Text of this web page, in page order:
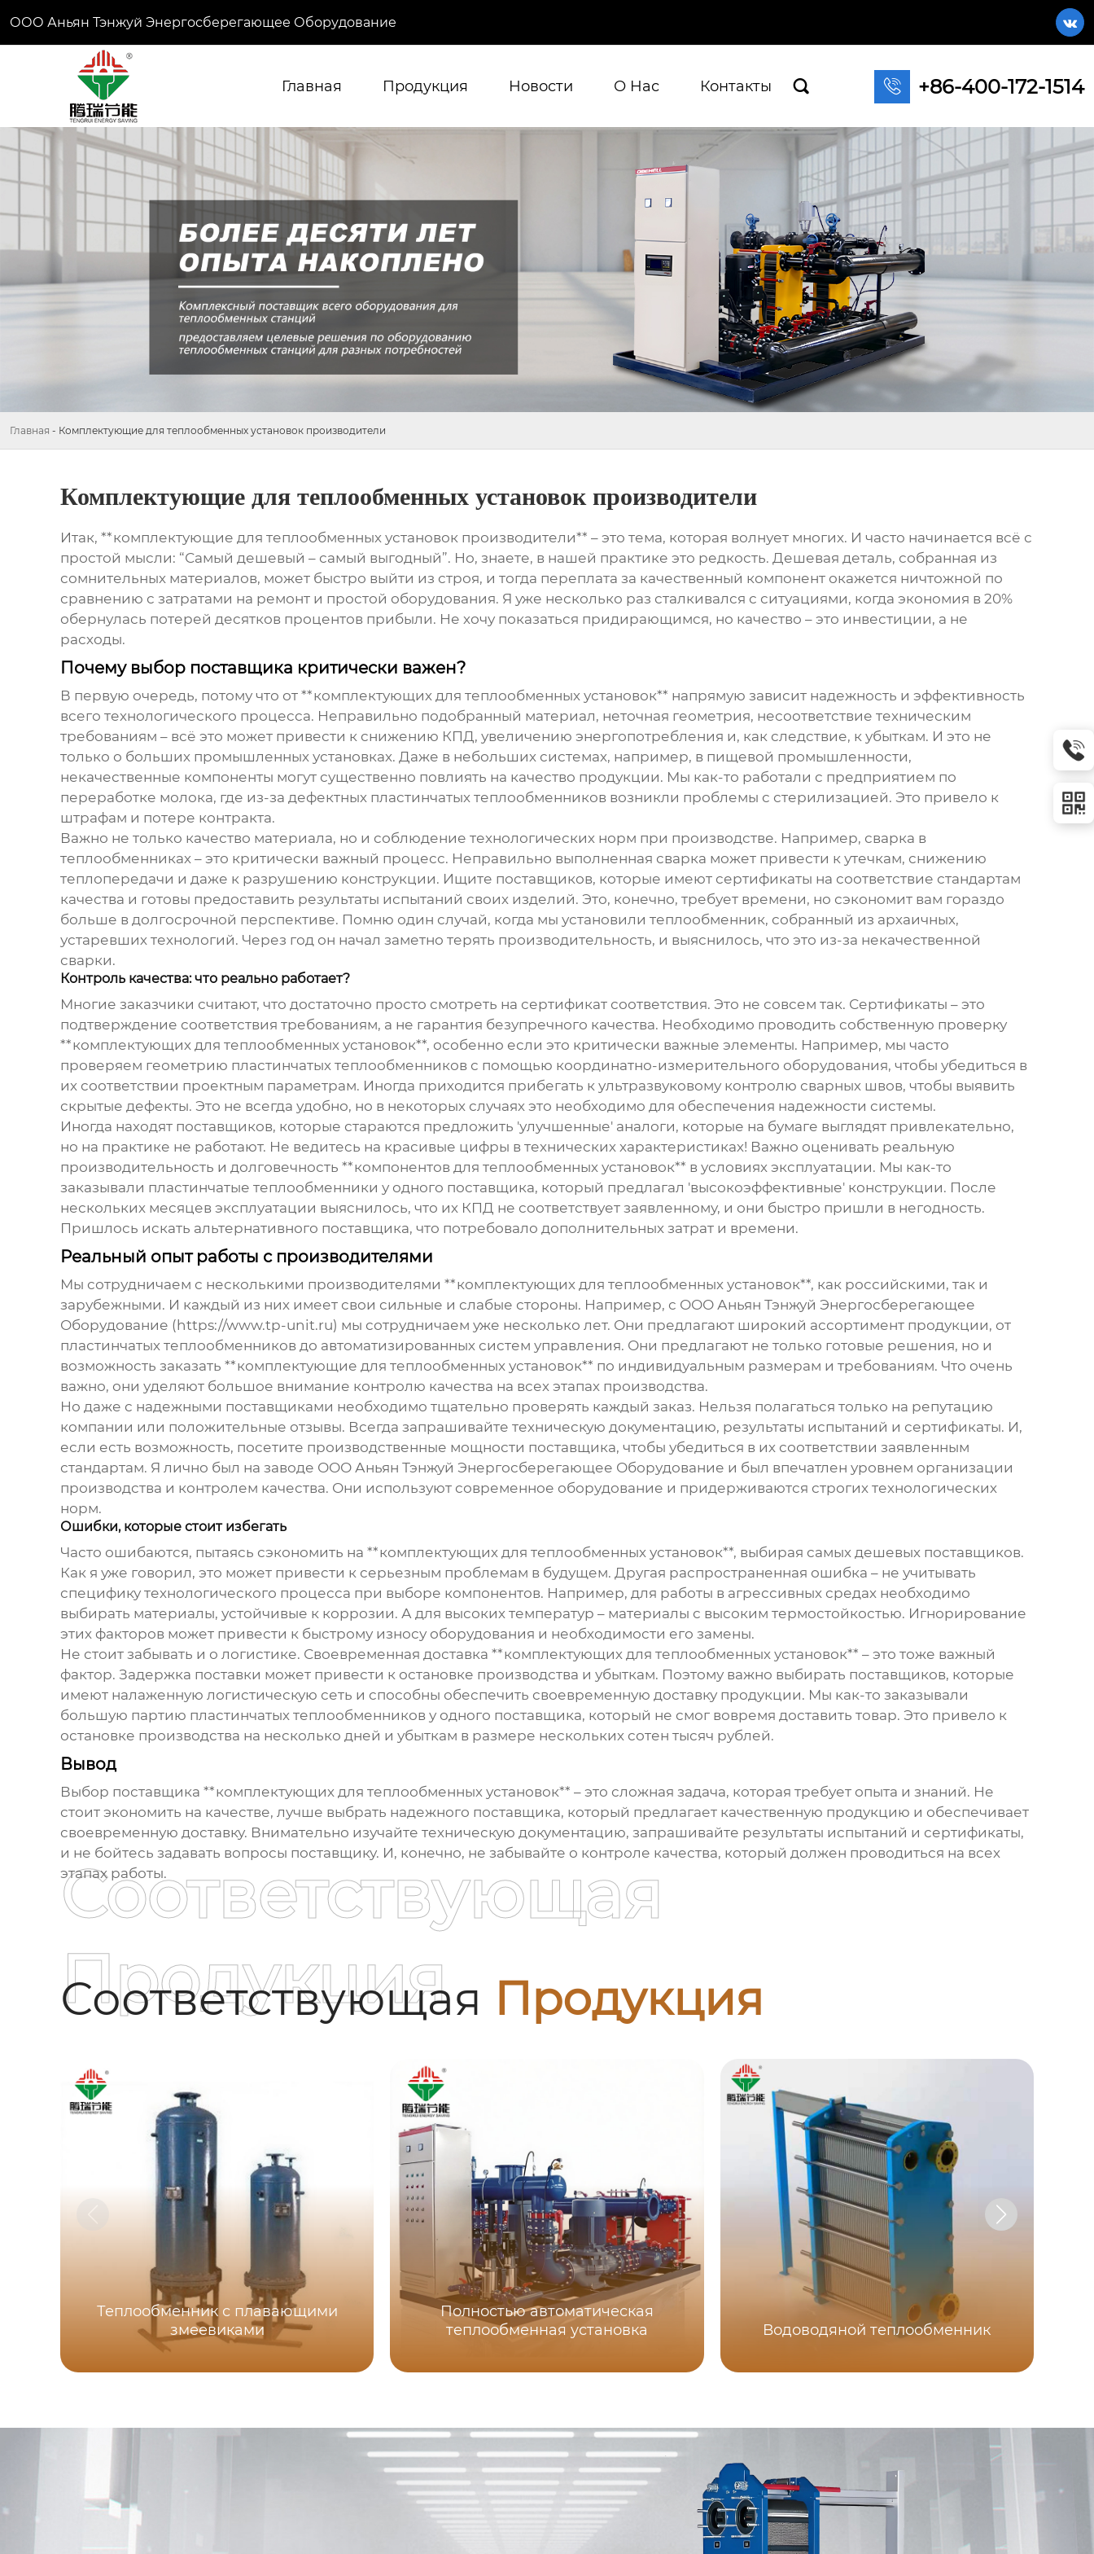
ООО Аньян Тэнжуй Энергосберегающее Оборудование 
Главная Продукция Новости О Hас Контакты   +86-400-172-1514
Главная - Комплектующие для теплообменных установок производители
Комплектующие для теплообменных установок производители
Итак, **комплектующие для теплообменных установок производители** – это тема, которая волнует многих. И часто начинается всё с
простой мысли: “Самый дешевый – самый выгодный”. Но, знаете, в нашей практике это редкость. Дешевая деталь, собранная из
сомнительных материалов, может быстро выйти из строя, и тогда переплата за качественный компонент окажется ничтожной по
сравнению с затратами на ремонт и простой оборудования. Я уже несколько раз сталкивался с ситуациями, когда экономия в 20%
обернулась потерей десятков процентов прибыли. Не хочу показаться придирающимся, но качество – это инвестиции, а не
расходы.
Почему выбор поставщика критически важен?
В первую очередь, потому что от **комплектующих для теплообменных установок** напрямую зависит надежность и эффективность
всего технологического процесса. Неправильно подобранный материал, неточная геометрия, несоответствие техническим
требованиям – всё это может привести к снижению КПД, увеличению энергопотребления и, как следствие, к убыткам. И это не
только о больших промышленных установках. Даже в небольших системах, например, в пищевой промышленности,
некачественные компоненты могут существенно повлиять на качество продукции. Мы как-то работали с предприятием по
переработке молока, где из-за дефектных пластинчатых теплообменников возникли проблемы с стерилизацией. Это привело к
штрафам и потере контракта.
Важно не только качество материала, но и соблюдение технологических норм при производстве. Например, сварка в
теплообменниках – это критически важный процесс. Неправильно выполненная сварка может привести к утечкам, снижению
теплопередачи и даже к разрушению конструкции. Ищите поставщиков, которые имеют сертификаты на соответствие стандартам
качества и готовы предоставить результаты испытаний своих изделий. Это, конечно, требует времени, но сэкономит вам гораздо
больше в долгосрочной перспективе. Помню один случай, когда мы установили теплообменник, собранный из архаичных,
устаревших технологий. Через год он начал заметно терять производительность, и выяснилось, что это из-за некачественной
сварки.
Контроль качества: что реально работает?
Многие заказчики считают, что достаточно просто смотреть на сертификат соответствия. Это не совсем так. Сертификаты – это
подтверждение соответствия требованиям, а не гарантия безупречного качества. Необходимо проводить собственную проверку
**комплектующих для теплообменных установок**, особенно если это критически важные элементы. Например, мы часто
проверяем геометрию пластинчатых теплообменников с помощью координатно-измерительного оборудования, чтобы убедиться в
их соответствии проектным параметрам. Иногда приходится прибегать к ультразвуковому контролю сварных швов, чтобы выявить
скрытые дефекты. Это не всегда удобно, но в некоторых случаях это необходимо для обеспечения надежности системы.
Иногда находят поставщиков, которые стараются предложить 'улучшенные' аналоги, которые на бумаге выглядят привлекательно,
но на практике не работают. Не ведитесь на красивые цифры в технических характеристиках! Важно оценивать реальную
производительность и долговечность **компонентов для теплообменных установок** в условиях эксплуатации. Мы как-то
заказывали пластинчатые теплообменники у одного поставщика, который предлагал 'высокоэффективные' конструкции. После
нескольких месяцев эксплуатации выяснилось, что их КПД не соответствует заявленному, и они быстро пришли в негодность.
Пришлось искать альтернативного поставщика, что потребовало дополнительных затрат и времени.
Реальный опыт работы с производителями
Мы сотрудничаем с несколькими производителями **комплектующих для теплообменных установок**, как российскими, так и
зарубежными. И каждый из них имеет свои сильные и слабые стороны. Например, с ООО Аньян Тэнжуй Энергосберегающее
Оборудование (https://www.tp-unit.ru) мы сотрудничаем уже несколько лет. Они предлагают широкий ассортимент продукции, от
пластинчатых теплообменников до автоматизированных систем управления. Они предлагают не только готовые решения, но и
возможность заказать **комплектующие для теплообменных установок** по индивидуальным размерам и требованиям. Что очень
важно, они уделяют большое внимание контролю качества на всех этапах производства.
Но даже с надежными поставщиками необходимо тщательно проверять каждый заказ. Нельзя полагаться только на репутацию
компании или положительные отзывы. Всегда запрашивайте техническую документацию, результаты испытаний и сертификаты. И,
если есть возможность, посетите производственные мощности поставщика, чтобы убедиться в их соответствии заявленным
стандартам. Я лично был на заводе ООО Аньян Тэнжуй Энергосберегающее Оборудование и был впечатлен уровнем организации
производства и контролем качества. Они используют современное оборудование и придерживаются строгих технологических
норм.
Ошибки, которые стоит избегать
Часто ошибаются, пытаясь сэкономить на **комплектующих для теплообменных установок**, выбирая самых дешевых поставщиков.
Как я уже говорил, это может привести к серьезным проблемам в будущем. Другая распространенная ошибка – не учитывать
специфику технологического процесса при выборе компонентов. Например, для работы в агрессивных средах необходимо
выбирать материалы, устойчивые к коррозии. А для высоких температур – материалы с высоким термостойкостью. Игнорирование
этих факторов может привести к быстрому износу оборудования и необходимости его замены.
Не стоит забывать и о логистике. Своевременная доставка **комплектующих для теплообменных установок** – это тоже важный
фактор. Задержка поставки может привести к остановке производства и убыткам. Поэтому важно выбирать поставщиков, которые
имеют налаженную логистическую сеть и способны обеспечить своевременную доставку продукции. Мы как-то заказывали
большую партию пластинчатых теплообменников у одного поставщика, который не смог вовремя доставить товар. Это привело к
остановке производства на несколько дней и убыткам в размере нескольких сотен тысяч рублей.
Вывод
Выбор поставщика **комплектующих для теплообменных установок** – это сложная задача, которая требует опыта и знаний. Не
стоит экономить на качестве, лучше выбрать надежного поставщика, который предлагает качественную продукцию и обеспечивает
своевременную доставку. Внимательно изучайте техническую документацию, запрашивайте результаты испытаний и сертификаты,
и не бойтесь задавать вопросы поставщику. И, конечно, не забывайте о контроле качества, который должен проводиться на всех
этапах работы.
Соответствующая Продукция
Соответствующая
Продукция
Теплообменник с плавающими
змеевиками
Полностью автоматическая
теплообменная установка
Водоводяной теплообменник